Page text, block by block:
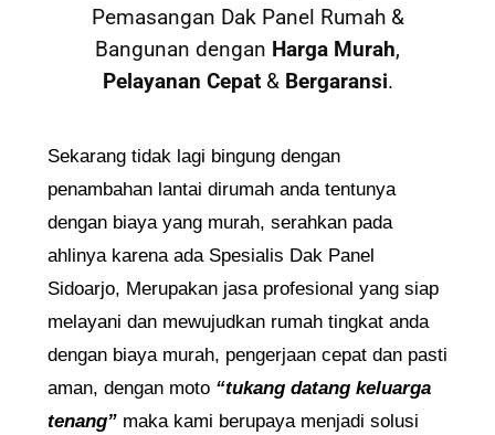
Pemasangan Dak Panel Rumah &
Bangunan dengan Harga Murah,
Pelayanan Cepat& Bergaransi.
Sekarang tidak lagi bingung dengan
penambahan lantai dirumah anda tentunya
dengan biaya yang murah, serahkan pada
ahlinya karena ada Spesialis Dak Panel
Sidoarjo, Merupakan jasa profesional yang siap
melayani dan mewujudkan rumah tingkat anda
dengan biaya murah, pengerjaan cepat dan pasti
aman, dengan moto “tukang datang keluarga
tenang” maka kami berupaya menjadi solusi